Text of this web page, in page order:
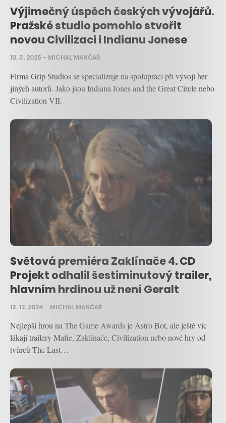
Výjimečný úspěch českých vývojářů.
Pražské studio pomohlo stvořit
novou Civilizaci i Indianu Jonese
10. 3. 2025 – MICHAL MANČAŘ
Firma Grip Studios se specializuje na spolupráci při vývoji her
jiných autorů. Jako jsou Indiana Jones and the Great Circle nebo
Civilization VII.
Světová premiéra Zaklínače 4. CD
Projekt odhalil šestiminutový trailer,
hlavním hrdinou už není Geralt
13. 12. 2024 – MICHAL MANČAŘ
Nejlepší hrou na The Game Awards je Astro Bot, ale ještě víc
lákají trailery Mafie, Zaklínače, Civilization nebo nové hry od
tvůrců The Last…